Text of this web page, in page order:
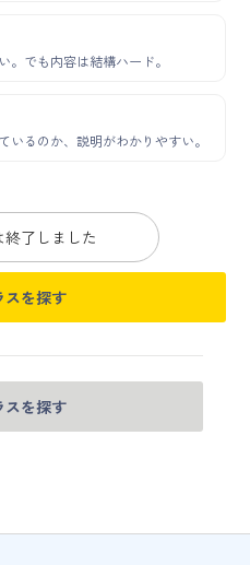
。でも内容は結構ハード。
るのか、説明がわかりやすい。
了しました
スを探す
スを探す